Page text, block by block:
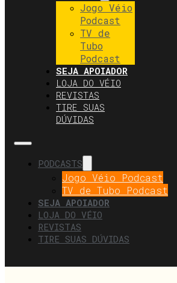
Jogo Véio
Podcast
TV de
Tubo
Podcast
SEJA APOIADOR
LOJA DO VÉIO
REVISTAS
TIRE SUAS
DÚVIDAS
PODCASTS
Jogo Véio Podcast
TV de Tubo Podcast
SEJA APOIADOR
LOJA DO VÉIO
REVISTAS
TIRE SUAS DÚVIDAS